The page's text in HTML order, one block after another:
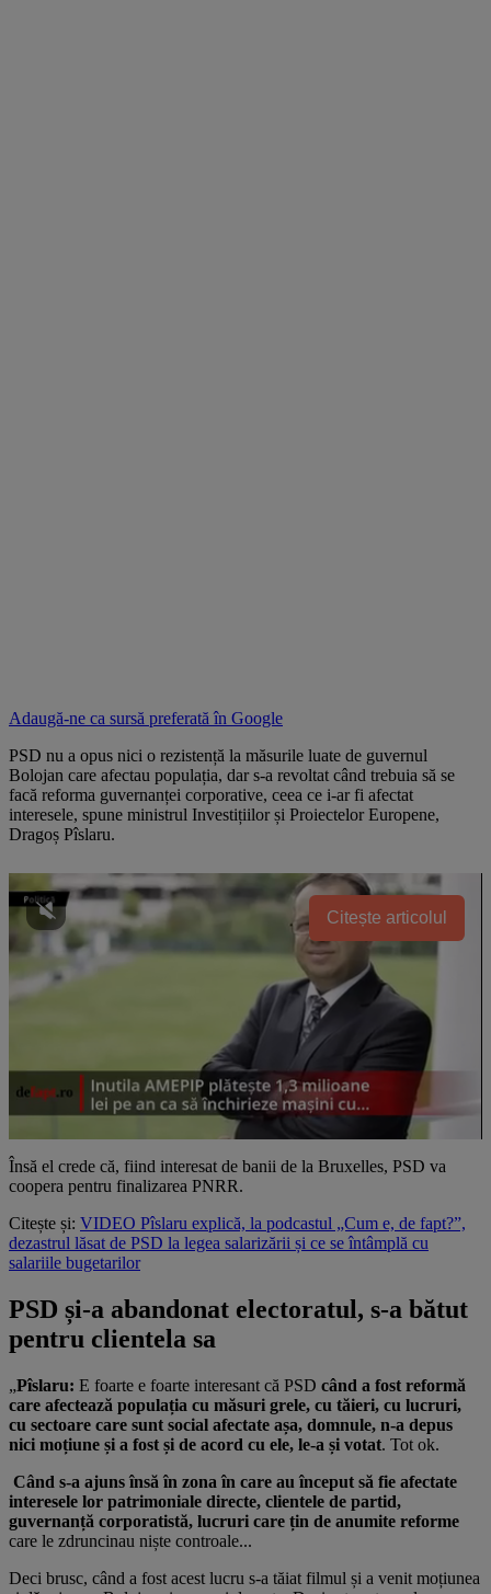
Adaugă-ne ca sursă preferată în Google
PSD nu a opus nici o rezistență la măsurile luate de guvernul
Bolojan care afectau populația, dar s-a revoltat când trebuia să se
facă reforma guvernanței corporative, ceea ce i-ar fi afectat
interesele, spune ministrul Investițiilor și Proiectelor Europene,
Dragoș Pîslaru.
Citește articolul
Însă el crede că, fiind interesat de banii de la Bruxelles, PSD va
coopera pentru finalizarea PNRR.
Citește și: VIDEO Pîslaru explică, la podcastul „Cum e, de fapt?”,
dezastrul lăsat de PSD la legea salarizării și ce se întâmplă cu
salariile bugetarilor
PSD și-a abandonat electoratul, s-a bătut
pentru clientela sa
„Pîslaru: E foarte e foarte interesant că PSD când a fost reformă
care afectează populația cu măsuri grele, cu tăieri, cu lucruri,
cu sectoare care sunt social afectate așa, domnule, n-a depus
nici moțiune și a fost și de acord cu ele, le-a și votat. Tot ok.
Când s-a ajuns însă în zona în care au început să fie afectate
interesele lor patrimoniale directe, clientele de partid,
guvernanță corporatistă, lucruri care țin de anumite reforme
care le zdruncinau niște controale...
Deci brusc, când a fost acest lucru s-a tăiat filmul și a venit moțiunea